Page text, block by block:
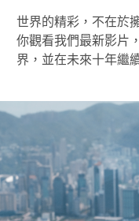
世界的精彩，不在於
你觀看我們最新影片
界，並在未來十年繼